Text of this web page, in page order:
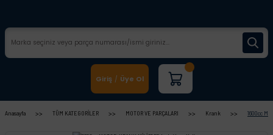
Giriş / Üye Ol
Anasayfa TÜM KATEGORİLER MOTOR VE PARÇALARI Krank 1600cc